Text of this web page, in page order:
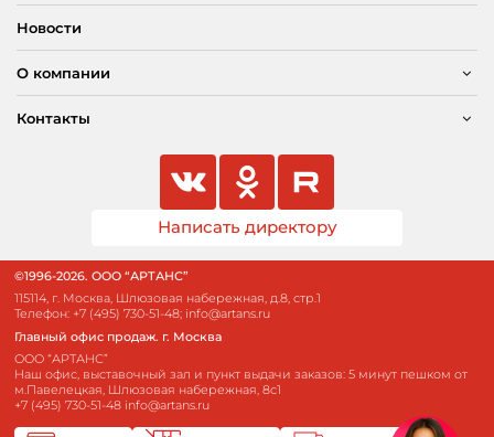
Новости
О компании
Контакты
Написать директору
©1996-2026. ООО “АРТАНС”
115114, г. Москва, Шлюзовая набережная, д.8, стр.1
Телефон: +7 (495) 730-51-48; info@artans.ru
Главный офис продаж. г. Москва
ООО “АРТАНС”
Наш офис, выставочный зал и пункт выдачи заказов: 5 минут пешком от
м.Павелецкая, Шлюзовая набережная, 8с1
+7 (495) 730-51-48 info@artans.ru